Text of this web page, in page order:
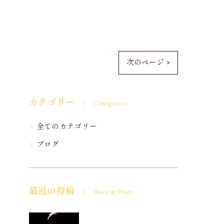
次のページ >
カテゴリー Categories
全てのカテゴリー
ブログ
最近の投稿 Recent Posts